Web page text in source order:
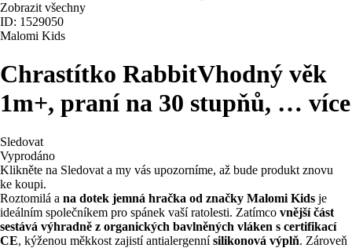
Zobrazit všechny
ID: 1529050
Malomi Kids
Chrastítko RabbitVhodný věk
1m+, praní na 30 stupňů, … více
Sledovat
Vyprodáno
Klikněte na Sledovat a my vás upozorníme, až bude produkt znovu
ke koupi.
Roztomilá a na dotek jemná hračka od značky Malomi Kids je
ideálním společníkem pro spánek vaší ratolesti. Zatímco vnější část
sestává výhradně z organických bavlněných vláken s certifikací
CE, kýženou měkkost zajistí antialergennísilikonová výplň. Zároveň